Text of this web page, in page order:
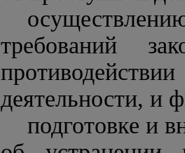
требований
деятельности, и
подготовке и